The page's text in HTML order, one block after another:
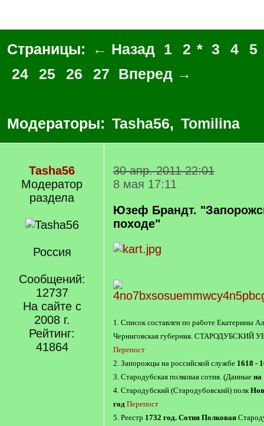
Страницы: ← Назад 1 2 * 3 4
5
24
25 26 27 Вперед →
Модераторы: Tasha56, Tomilina
Tasha56
Модератор
раздела
Россия
Сообщений:
12737
На сайте с
2008 г.
Рейтинг:
41864
30 апр. 2011 22:01
8 мая 17:11
Юзеф Брандт.
походе"
1. Список составлен по работе Екатерины
Черниговская губерния.
Перепост
2. Запорожцы на российской службе 1618 -
3. Стародубская полковая сотня. (Данные на
4. Стародубский (Стародубовский) полк
год Перепост
5. Реестр 1732 год. Сотня Полковая